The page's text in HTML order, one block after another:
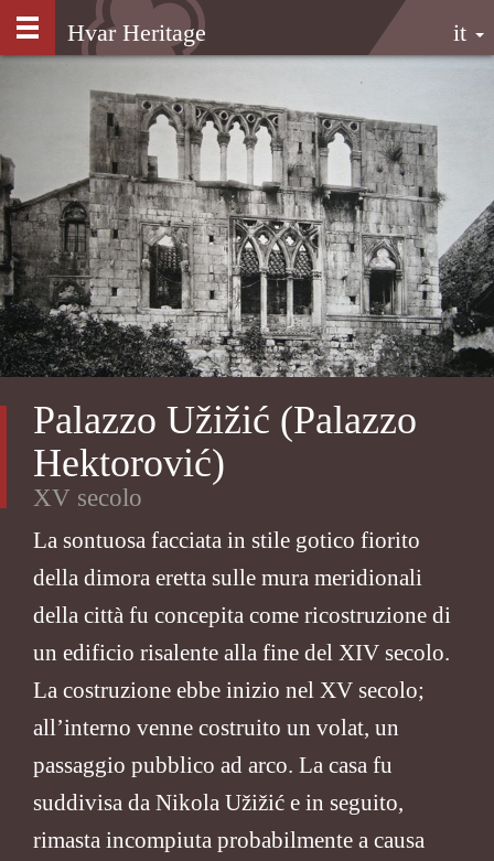
contenuto
Hvar Heritage it
Palazzo Užižić (Palazzo
Hektorović)
XV secolo
La sontuosa facciata in stile gotico fiorito
della dimora eretta sulle mura meridionali
della città fu concepita come ricostruzione di
un edificio risalente alla fine del XIV secolo.
La costruzione ebbe inizio nel XV secolo;
all’interno venne costruito un volat, un
passaggio pubblico ad arco. La casa fu
suddivisa da Nikola Užižić e in seguito,
rimasta incompiuta probabilmente a causa